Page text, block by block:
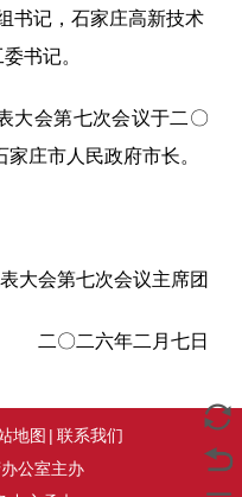
书记，石家庄高新技术
书记。
大会第七次会议于二〇
庄市人民政府市长。
大会第七次会议主席团
二〇二六年二月七日
地图 | 联系我们
公室主办